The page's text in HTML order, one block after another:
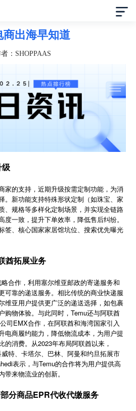
商出海早知道
：SHOPPAAS
家的支持，近期升级按需定制功能，为消
。新功能支持特殊形状定制（如珠宝、家
、规格等多样化定制场景，并实现全链路
一致，提升下单效率，降低售后纠纷。
签、核心国家家居馆坑位、搜索优先曝光
酋拓展业务
合作，利用塞尔维亚邮政的寄递服务和
可靠的递送服务。相比传统的商业快递服
维亚用户提供更广泛的递送选择，如包裹
购物体验。与此同时，Temu还与阿联酋
司EMX合作，在阿联酋和海湾国家引入
电商履约能力，降低物流成本，为用户提
的消费。从2023年布局阿联酋以来，
特、卡塔尔、巴林、阿曼和约旦拓展市
表示，与Temu的合作将为用户提供高
来物流业的创新。
分商品EPR代收代缴服务